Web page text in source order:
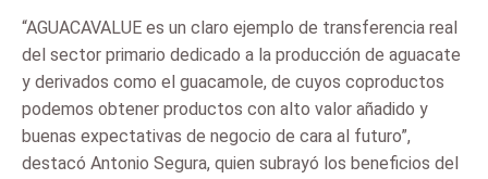
“AGUACAVALUE es un claro ejemplo de transferencia real
del sector primario dedicado a la producción de aguacate
y derivados como el guacamole, de cuyos coproductos
podemos obtener productos con alto valor añadido y
buenas expectativas de negocio de cara al futuro”,
destacó Antonio Segura, quien subrayó los beneficios del